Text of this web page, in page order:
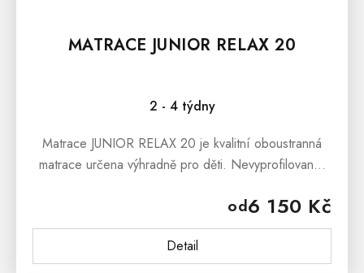
MATRACE JUNIOR RELAX 20
2 - 4 týdny
od6 150 Kč
Detail
Matrace JUNIOR RELAX 20 je kvalitní oboustranná
matrace určena výhradně pro děti. Nevyprofilované,
děti.Matrace je opatřena...